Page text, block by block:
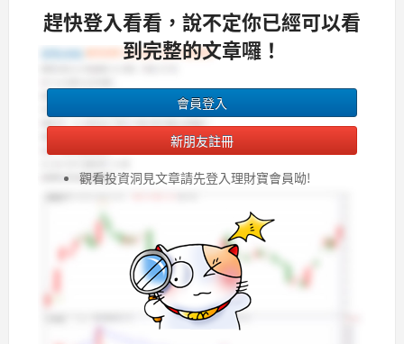
趕快登入看看，說不定你已經可以看
到完整的文章囉！
會員登入
新朋友註冊
觀看投資洞見文章請先登入理財寶會員呦!